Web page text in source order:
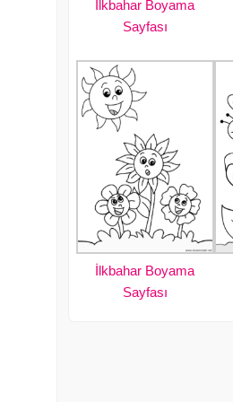
İlkbahar Boyama
Sayfası
İlkbahar Boyama
Sayfası